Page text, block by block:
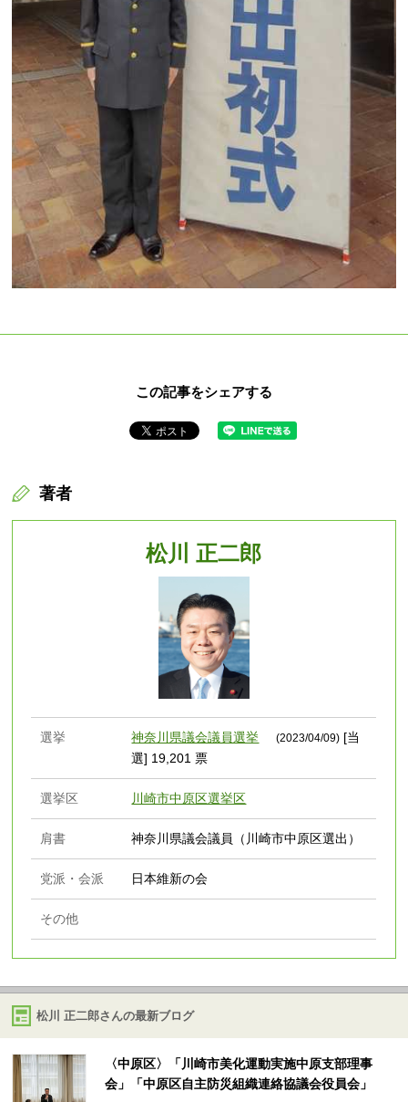
この記事をシェアする
著者
松川 正二郎
選挙 神奈川県議会議員選挙 (2023/04/09) [当
選] 19,201 票
選挙区 川崎市中原区選挙区
肩書 神奈川県議会議員（川崎市中原区選出）
党派・会派 日本維新の会
その他
松川 正二郎さんの最新ブログ
〈中原区〉「川崎市美化運動実施中原支部理事
会」「中原区自主防災組織連絡協議会役員会」